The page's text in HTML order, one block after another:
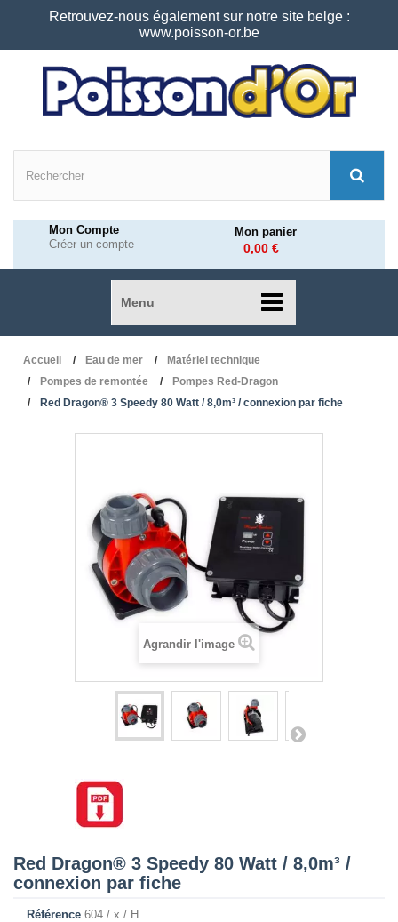
Retrouvez-nous également sur notre site belge :
www.poisson-or.be
Mon Compte
Créer un compte
Mon panier
0,00 €
Menu
Accueil Eau de mer
Matériel technique
Pompes de remontée
Pompes Red-Dragon
Red Dragon® 3 Speedy 80 Watt / 8,0m³ / connexion par fiche
Agrandir l'image
Red Dragon® 3 Speedy 80 Watt / 8,0m³ /
connexion par fiche
Référence 604 / x / H